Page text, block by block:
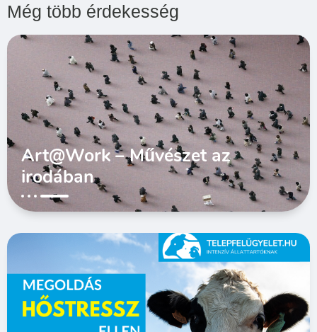
Még több érdekesség
Art@Work – Művészet az
irodában